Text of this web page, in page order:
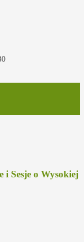
i Sesje o Wysokiej